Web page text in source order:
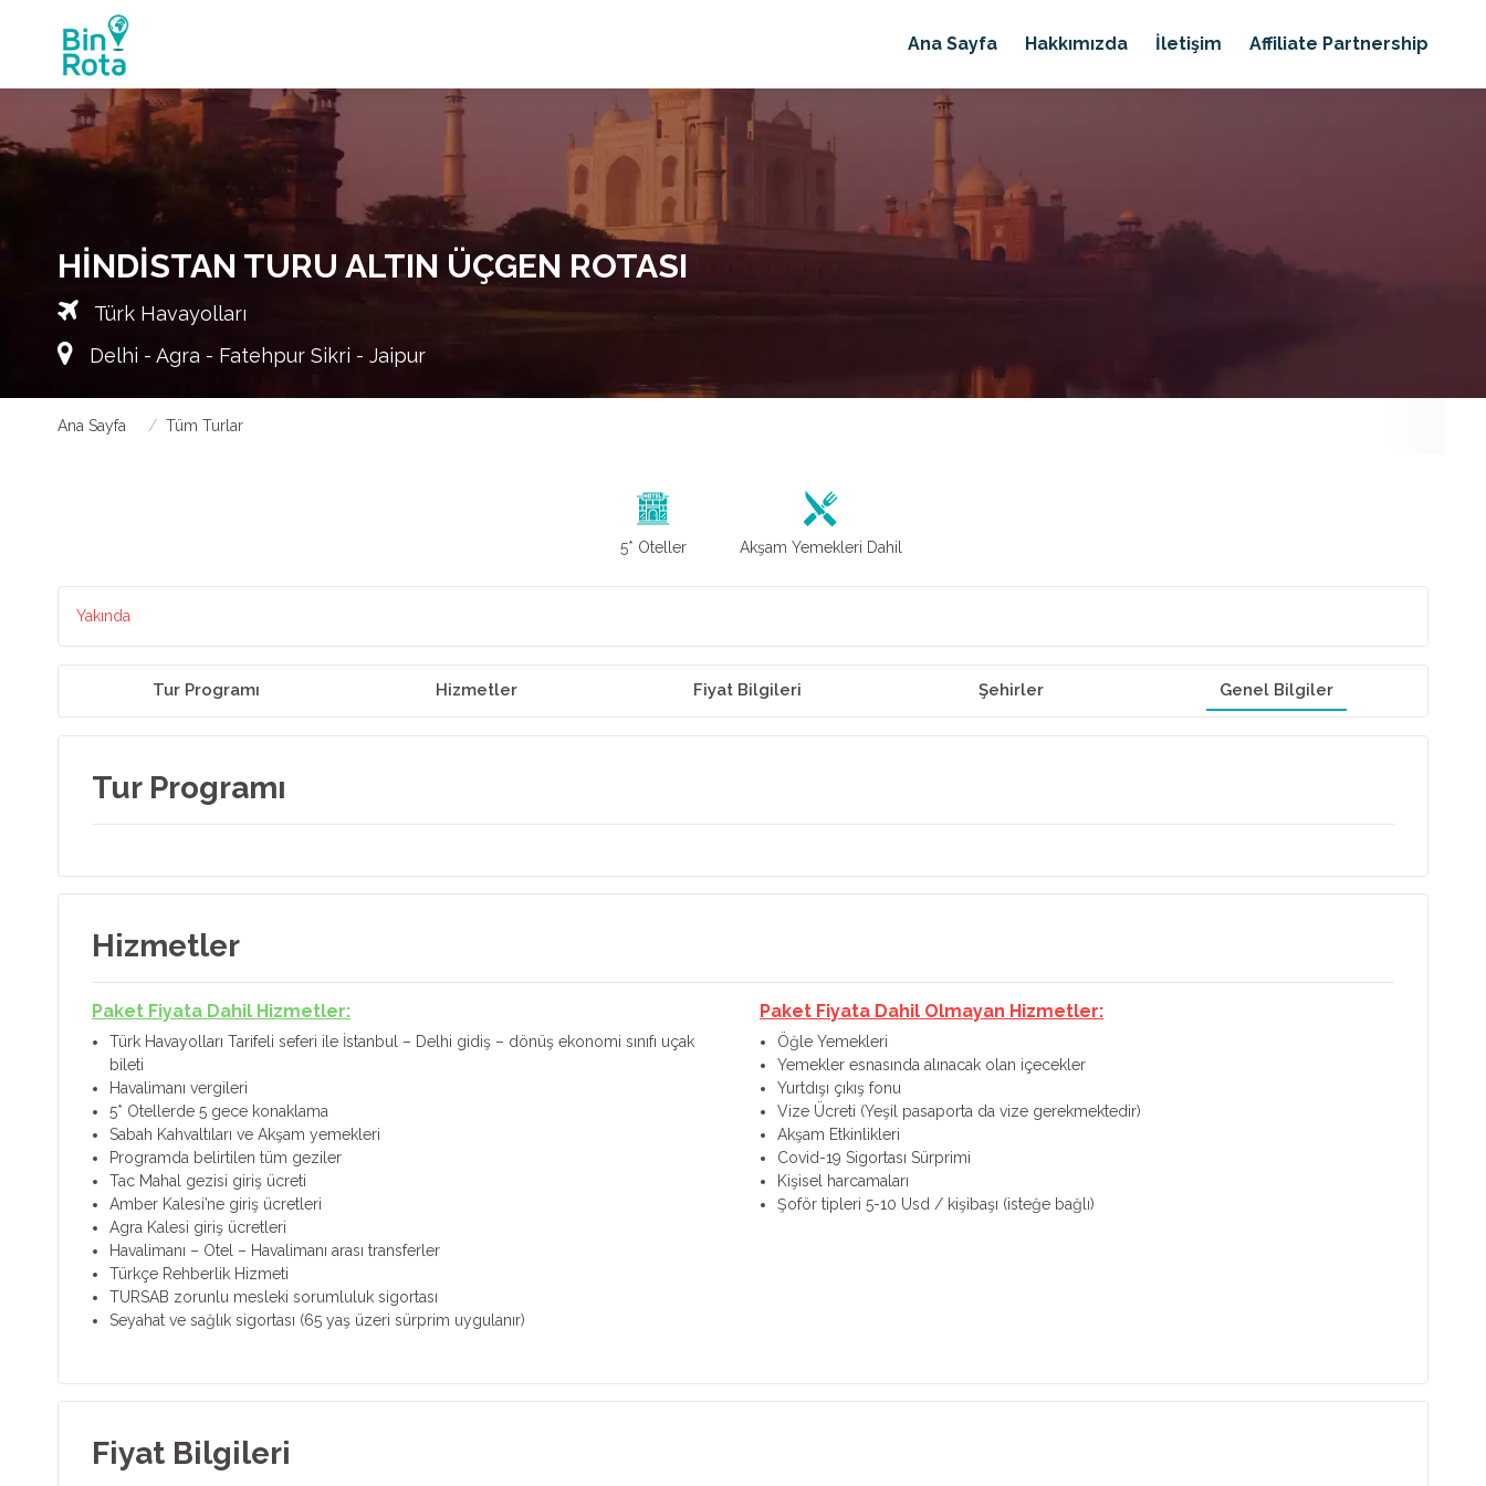
Ana Sayfa Hakkımızda İletişim Affiliate Partnership
HINDISTAN TURU ALTIN ÜÇGEN ROTASI
Türk Havayolları
Delhi - Agra - Fatehpur Sikri - Jaipur
Ana Sayfa Tüm Turlar
5* Oteller Akşam Yemekleri Dahil
Yakında
Tur Programı Hizmetler Fiyat Bilgileri Şehirler Genel Bilgiler
Tur Programı
Hizmetler
Paket Fiyata Dahil Hizmetler:
Türk Havayolları Tarifeli seferi ile İstanbul – Delhi gidiş – dönüş ekonomi sınıfı uçak
bileti
Havalimanı vergileri
5* Otellerde 5 gece konaklama
Sabah Kahvaltıları ve Akşam yemekleri
Programda belirtilen tüm geziler
Tac Mahal gezisi giriş ücreti
Amber Kalesi’ne giriş ücretleri
Agra Kalesi giriş ücretleri
Havalimanı – Otel – Havalimanı arası transferler
Türkçe Rehberlik Hizmeti
TURSAB zorunlu mesleki sorumluluk sigortası
Seyahat ve sağlık sigortası (65 yaş üzeri sürprim uygulanır)
Paket Fiyata Dahil Olmayan Hizmetler:
Öğle Yemekleri
Yemekler esnasında alınacak olan içecekler
Yurtdışı çıkış fonu
Vize Ücreti (Yeşil pasaporta da vize gerekmektedir)
Akşam Etkinlikleri
Covid-19 Sigortası Sürprimi
Kişisel harcamaları
Şoför tipleri 5-10 Usd / kişibaşı (isteğe bağlı)
Fiyat Bilgileri